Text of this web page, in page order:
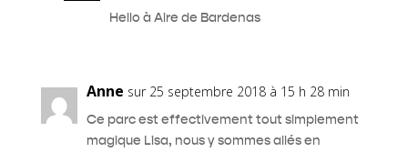
Hello à Aire de Bardenas
Anne sur 25 septembre 2018 à 15 h 28 min
Ce parc est effectivement tout simplement
magique Lisa, nous y sommes allés en